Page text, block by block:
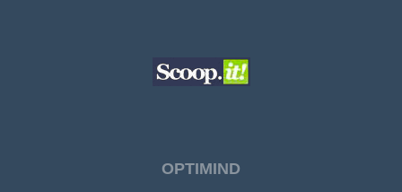
OPTIMIND